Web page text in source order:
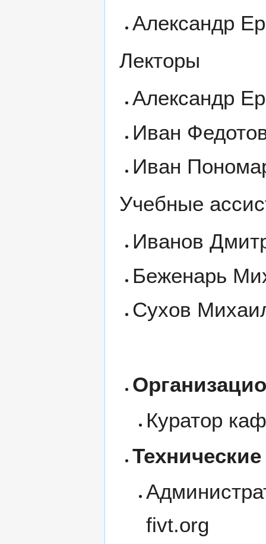
Александр
Лекторы
Александр
Иван
Иван
Учебные
Иванов
Беженарь
Сухов
Куратор
fivt.org